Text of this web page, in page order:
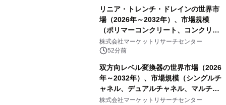
リニア・トレンチ・ドレインの世界市
場（2026年～2032年）、市場規模
（ポリマーコンクリート、コンクリー
ト、プラスチック、金属）・分析レポ
ートを発表
株式会社マーケットリサーチセンター
52分前
双方向レベル変換器の世界市場（2026
年～2032年）、市場規模（シングルチ
ャネル、デュアルチャネル、マルチチ
ャネル）・分析レポートを発表
株式会社マーケットリサーチセンター